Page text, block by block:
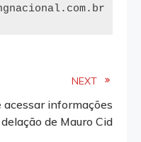
NEXT
acessar informações
de Mauro Cid